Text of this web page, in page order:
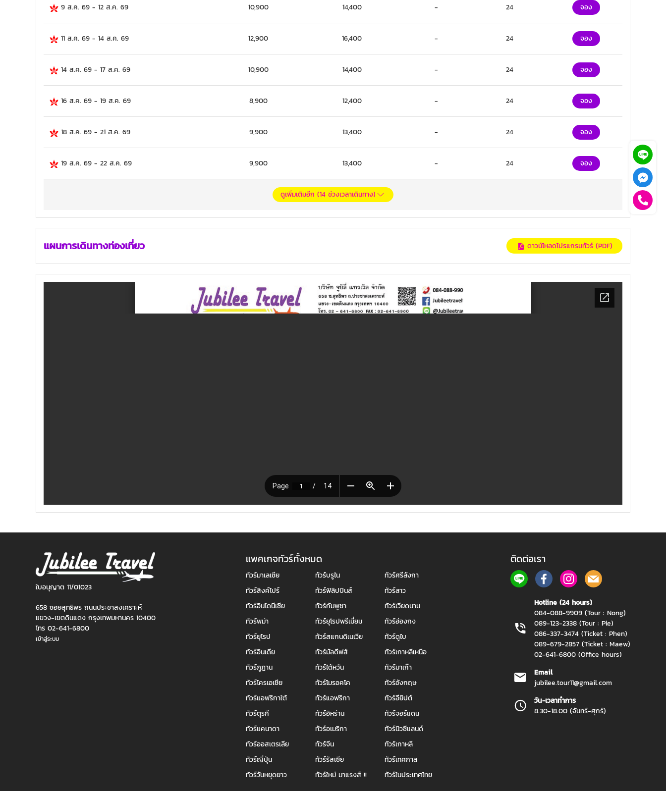
9 ส.ค. 69 -12 ส.ค. 69 10,900 14,400 - 24 จอง
11 ส.ค. 69 -14 ส.ค. 69 12,900 16,400 - 24 จอง
14 ส.ค. 69 -17 ส.ค. 69 10,900 14,400 - 24 จอง
16 ส.ค. 69 -19 ส.ค. 69 8,900 12,400 - 24 จอง
18 ส.ค. 69 -21 ส.ค. 69 9,900 13,400 - 24 จอง
19 ส.ค. 69 -22 ส.ค. 69 9,900 13,400 - 24 จอง
ดูเพิ่มเติมอีก (14 ช่วงเวลาเดินทาง)
แผนการเดินทางท่องเที่ยว ดาวน์โหลดโปรแกรมทัวร์ (PDF)
ใบอนุญาต 11/01023
658 ซอยสุทธิพร ถนนประชาสงเคราะห์
แขวง-เขตดินแดง กรุงเทพมหานคร 10400
โทร 02-641-6800
เข้าสู่ระบบ
แพคเกจทัวร์ทั้งหมด
ทัวร์มาเลเซีย ทัวร์บรูไน
ทัวร์ศรีลังกา
ทัวร์สิงค์โปร์
ทัวร์ฟิลิปปินส์
ทัวร์ลาว
ทัวร์อินโดนีเซีย
ทัวร์กัมพูชา
ทัวร์เวียดนาม
ทัวร์พม่า
ทัวร์ยุโรปพรีเมี่ยม
ทัวร์ฮ่องกง
ทัวร์ยุโรป
ทัวร์สแกนดิเนเวีย
ทัวร์ดูไบ
ทัวร์อินเดีย
ทัวร์มัลดีฟส์
ทัวร์เกาหลีเหนือ
ทัวร์ภูฎาน
ทัวร์ไต้หวัน
ทัวร์มาเก๊า
ทัวร์โครเอเชีย
ทัวร์โมรอคโค
ทัวร์อังกฤษ
ทัวร์แอฟริกาใต้
ทัวร์แอฟริกา
ทัวร์อียิปต์
ทัวร์ตุรกี
ทัวร์อิหร่าน
ทัวร์จอร์แดน
ทัวร์แคนาดา
ทัวร์อเมริกา
ทัวร์นิวซีแลนด์
ทัวร์ออสเตรเลีย
ทัวร์จีน
ทัวร์เกาหลี
ทัวร์ญี่ปุ่น
ทัวร์รัสเซีย
ทัวร์เทศกาล
ทัวร์วันหยุดยาว
ทัวร์ใหม่ มาแรงส์ !! ทัวร์ในประเทศไทย
ติดต่อเรา
Hotline (24 hours)
084-088-9909 (Tour : Nong)
089-123-2338 (Tour : Ple)
086-337-3474 (Ticket : Phen)
089-679-2857 (Ticket : Maew)
02-641-6800 (Office hours)
Email
jubilee.tour11@gmail.com
วัน-เวลาทำการ
8.30-18.00 (จันทร์-ศุกร์)